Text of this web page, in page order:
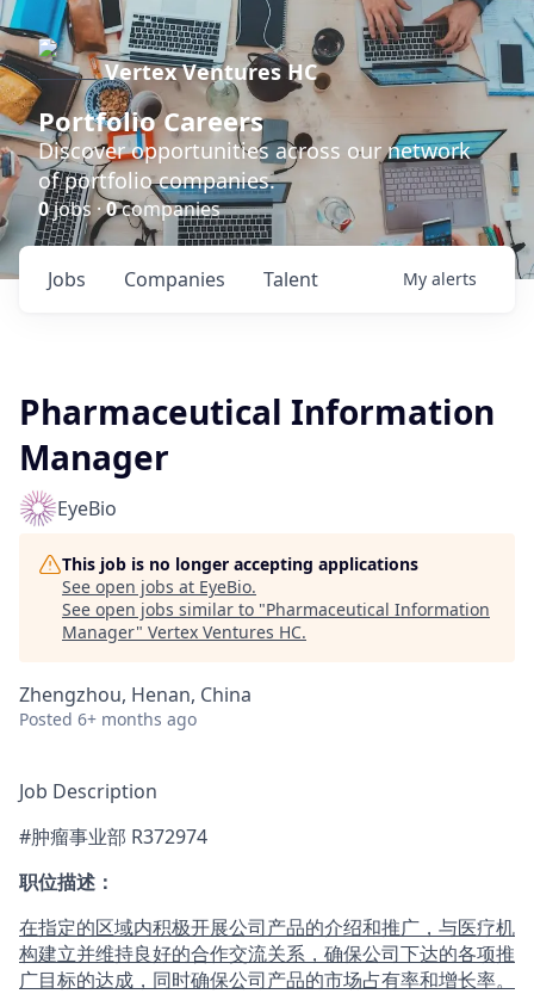
Vertex Ventures HC
Portfolio Careers
Discover opportunities across our network
of portfolio companies.
0jobs ·0companies
Jobs Companies Talent My alerts
Pharmaceutical Information
Manager
EyeBio
This job is no longer accepting applications
See open jobs at EyeBio.
See open jobs similar to "Pharmaceutical Information
Manager" Vertex Ventures HC.
Zhengzhou, Henan, China
Posted 6+ months ago
Job Description
#肿瘤事业部 R372974
职位描述：
在指定的区域内积极开展公司产品的介绍和推广，与医疗机
构建立并维持良好的合作交流关系，确保公司下达的各项推
广目标的达成，同时确保公司产品的市场占有率和增长率。